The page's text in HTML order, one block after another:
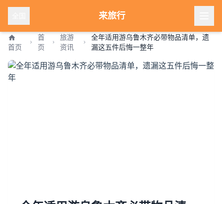
来旅行
首页
首
页
旅游
资讯
全年适用游乌鲁木齐必带物品清单，遗
漏这五件后悔一整年